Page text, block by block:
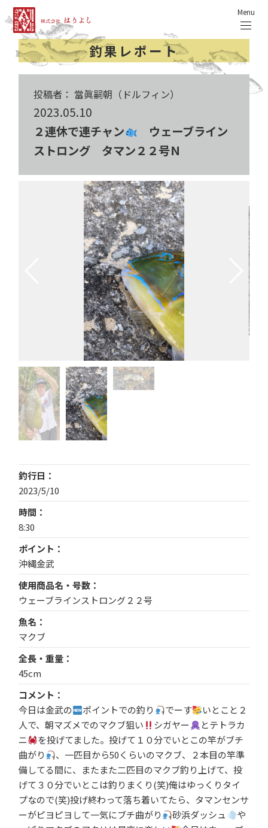
Menu
釣果レポート
投稿者： 當眞嗣朝（ドルフィン）
2023.05.10
２連休で連チャン
ウェーブライン
ストロング タマン２２号Ｎ
釣行日
2023/5/10
時間
8:30
ポイント
沖縄金武
使用商品名・号数
ウェーブラインストロング２２号
魚名
マクブ
全長・重量
45cm
コメント
今日は金武の
ポイントでの釣り でーす
いとこと２
人で、朝マズメでのマクブ狙い
シガヤー
とテトラカ
ニ
を投げてました。投げて１０分でいとこの竿がブチ
曲がり
、一匹目から50くらいのマクブ、２本目の竿準
備してる間に、またまた二匹目のマクブ釣り上げて、投
げて３０分でいとこは釣りまくり(笑)俺はゆっくりタイ
プなので(笑)投げ終わって落ち着いてたら、タマンセンサ
ーがピヨピヨして一気にブチ曲がり
砂浜ダッシュ
や